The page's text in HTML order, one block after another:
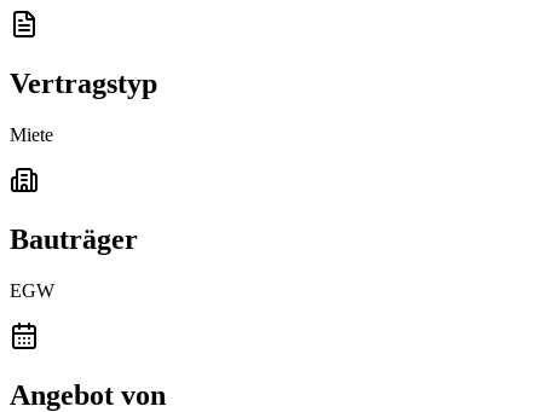
Vertragstyp
Miete
Bauträger
EGW
Angebot von